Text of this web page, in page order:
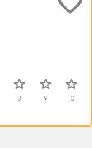
star star star